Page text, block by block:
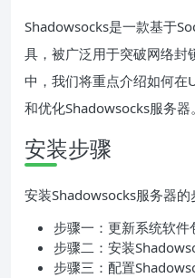
Shadowsocks是一款基于
具，被广泛用于突破网络封
中，我们将重点介绍如何
和优化Shadowsocks服务器。
安装步骤
安装Shadowsocks服务器的
步骤一：更新系统软件
步骤二：安装
步骤三：配置